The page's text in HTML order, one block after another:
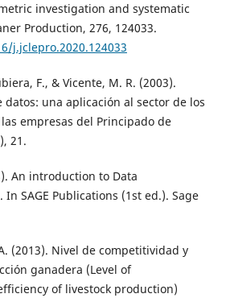
investigation and systematic
Production, 276, 124033.
j.jclepro.2020.124033
F., & Vicente, M. R. (2003).
datos: una aplicación al sector de los
empresas del Principado de
21.
An introduction to Data
SAGE Publications (1st ed.). Sage
(2013). Nivel de competitividad y
ganadera (Level of
of livestock production)